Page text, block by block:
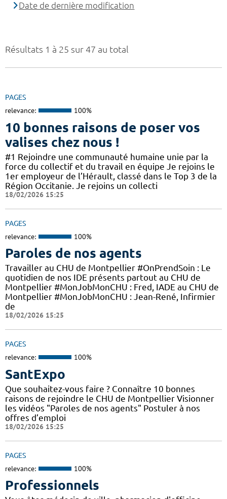
Résultats 1 à 25 sur 47 au total
PAGES
relevance: 100%
10 bonnes raisons de poser vos
valises chez nous !
#1 Rejoindre une communauté humaine unie par la
force du collectif et du travail en équipe Je rejoins le
1er employeur de l’Hérault, classé dans le Top 3 de la
Région Occitanie. Je rejoins un collecti
18/02/2026 15:25
PAGES
relevance: 100%
Paroles de nos agents
Travailler au CHU de Montpellier #OnPrendSoin : Le
quotidien de nos IDE présents partout au CHU de
Montpellier #MonJobMonCHU : Fred, IADE au CHU de
Montpellier #MonJobMonCHU : Jean-René, Infirmier
de
18/02/2026 15:25
PAGES
relevance: 100%
SantExpo
Que souhaitez-vous faire ? Connaître 10 bonnes
raisons de rejoindre le CHU de Montpellier Visionner
les vidéos "Paroles de nos agents" Postuler à nos
offres d’emploi
18/02/2026 15:25
PAGES
relevance: 100%
Professionnels
Date de dernière modification